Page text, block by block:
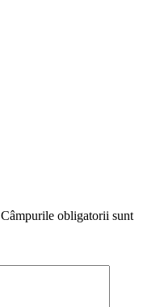
Câmpurile obligatorii sunt